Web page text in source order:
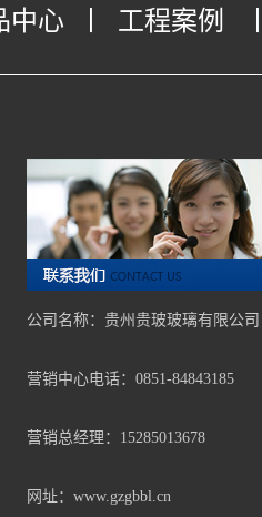
中心 工程案例
公司名称：贵州贵玻玻璃有限公司
营销中心电话：0851-84843185
营销总经理：15285013678
网址：www.gzgbbl.cn